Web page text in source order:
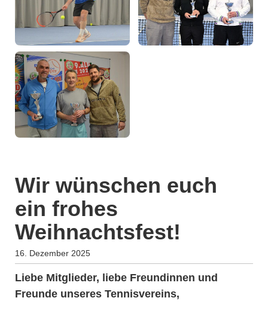
Wir wünschen euch
ein frohes
Weihnachtsfest!
16. Dezember 2025
Liebe Mitglieder, liebe Freundinnen und
Freunde unseres Tennisvereins,